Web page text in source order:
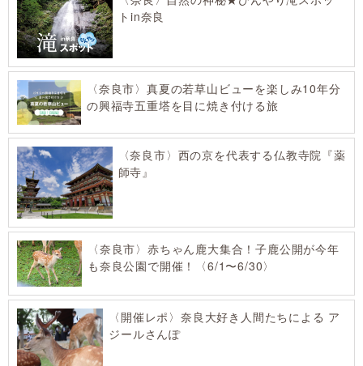
トin奈良
〈奈良市〉真夏の若草山ビューを楽しみ10年分
の興福寺五重塔を目に焼き付ける旅
〈奈良市〉西の京を代表する仏教寺院『薬
師寺』
〈奈良市〉赤ちゃん鹿大集合！子鹿公開が今年
も奈良公園で開催！〈6/1〜6/30〉
〈開催レポ〉奈良大好き人間たちによる ア
ジールさんぽ